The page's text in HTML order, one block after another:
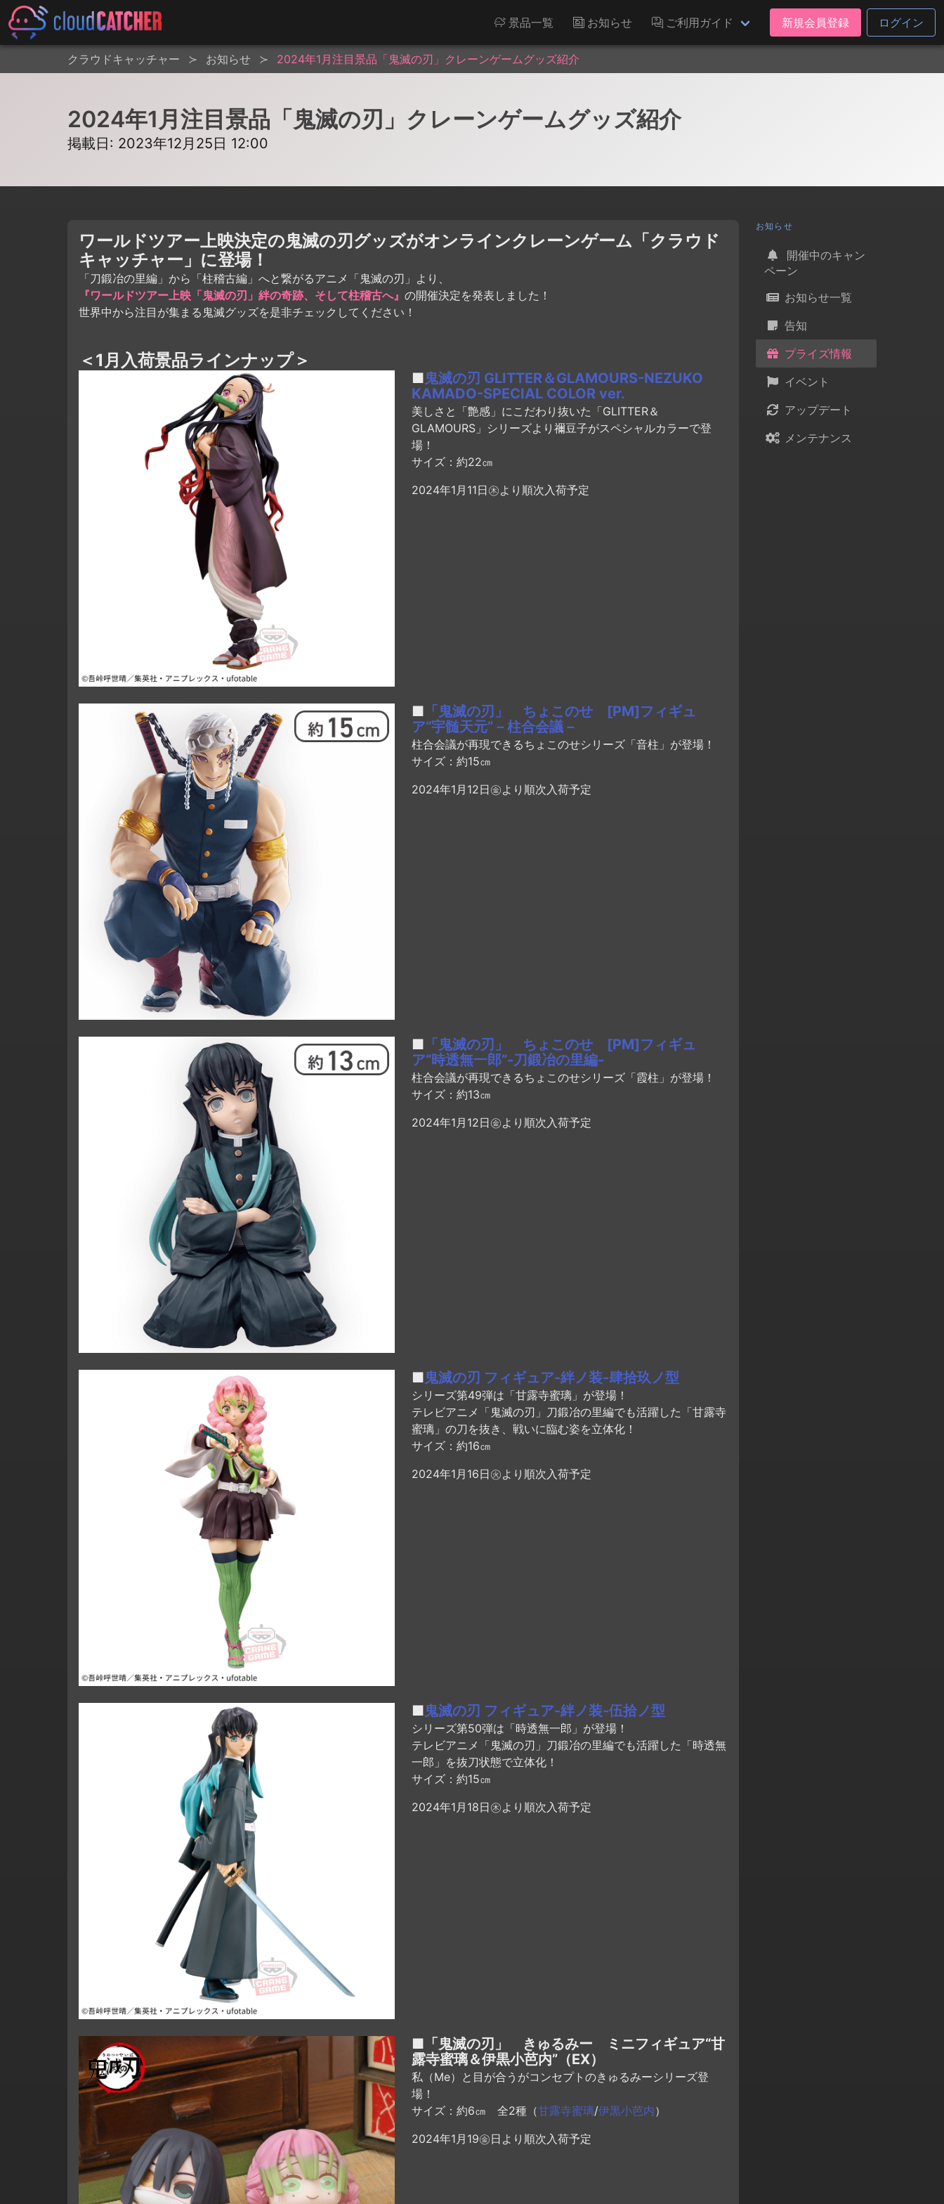
景品一覧 お知らせ ご利用ガイド 新規会員登録 ログイン
クラウドキャッチャー お知らせ 2024年1月注目景品「鬼滅の刃」クレーンゲームグッズ紹介
2024年1月注目景品「鬼滅の刃」クレーンゲームグッズ紹介
掲載日: 2023年12月25日 12:00
ワールドツアー上映決定の鬼滅の刃グッズがオンラインクレーンゲーム「クラウド
キャッチャー」に登場！
「刀鍛冶の里編」から「柱稽古編」へと繋がるアニメ「鬼滅の刃」より、
『ワールドツアー上映「鬼滅の刃」絆の奇跡、そして柱稽古へ』 の開催決定を発表しました！
世界中から注目が集まる鬼滅グッズを是非チェックしてください！
＜1月入荷景品ラインナップ＞
■鬼滅の刃 GLITTER＆GLAMOURS-NEZUKO
KAMADO-SPECIAL COLOR ver.
美しさと「艶感」にこだわり抜いた「GLITTER＆
GLAMOURS」シリーズより禰豆子がスペシャルカラーで登
場！
サイズ：約22㎝
2024年1月11日㊍より順次入荷予定
■ 「鬼滅の刃」 ちょこのせ [PM]フィギュ
ア“宇髄天元”－柱合会議－
柱合会議が再現できるちょこのせシリーズ「音柱」が登場！
サイズ：約15㎝
2024年1月12日㊎より順次入荷予定
■ 「鬼滅の刃」 ちょこのせ [PM]フィギュ
ア“時透無一郎”-刀鍛冶の里編-
柱合会議が再現できるちょこのせシリーズ「霞柱」が登場！
サイズ：約13㎝
2024年1月12日㊎より順次入荷予定
■鬼滅の刃 フィギュア-絆ノ装-肆拾玖ノ型
シリーズ第49弾は「甘露寺蜜璃」が登場！
テレビアニメ「鬼滅の刃」刀鍛冶の里編でも活躍した「甘露寺
蜜璃」の刀を抜き、戦いに臨む姿を立体化！
サイズ：約16㎝
2024年1月16日㊋より順次入荷予定
■鬼滅の刃 フィギュア-絆ノ装-伍拾ノ型
シリーズ第50弾は「時透無一郎」が登場！
テレビアニメ「鬼滅の刃」刀鍛冶の里編でも活躍した「時透無
一郎」を抜刀状態で立体化！
サイズ：約15㎝
2024年1月18日㊍より順次入荷予定
■「鬼滅の刃」 きゅるみー ミニフィギュア“甘
露寺蜜璃＆伊黒小芭内”（EX）
私（Me）と目が合うがコンセプトのきゅるみーシリーズ登
場！
サイズ：約6㎝ 全2種（甘露寺蜜璃/伊黒小芭内）
2024年1月19㊎日より順次入荷予定
お知らせ
開催中のキャン
ペーン
お知らせ一覧
告知
プライズ情報
イベント
アップデート
メンテナンス